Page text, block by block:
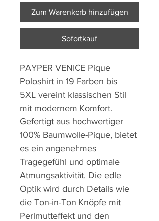
Zum Warenkorb hinzufügen
Sofortkauf
PAYPER VENICE Pique
Poloshirt in 19 Farben bis
5XL vereint klassischen Stil
mit modernem Komfort.
Gefertigt aus hochwertiger
100% Baumwolle-Pique, bietet
es ein angenehmes
Tragegefühl und optimale
Atmungsaktivität. Die edle
Optik wird durch Details wie
die Ton-in-Ton Knöpfe mit
Perlmutteffekt und den